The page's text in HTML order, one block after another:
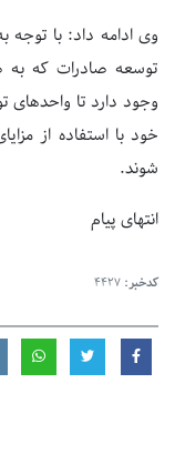
وی ادامه داد: با توجه
توسعه صادرات که
وجود دارد تا
خود با استفاده از
شوند.
انتهای پیام
کدخبر: 4427